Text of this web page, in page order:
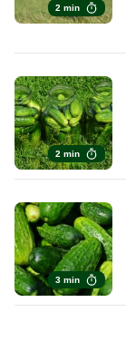
2 min
2 min
3 min